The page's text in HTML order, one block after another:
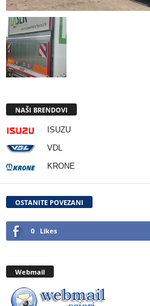
NAŠI BRENDOVI
ISUZU
VDL
KRONE
OSTANITE POVEZANI
0 Likes
Webmail